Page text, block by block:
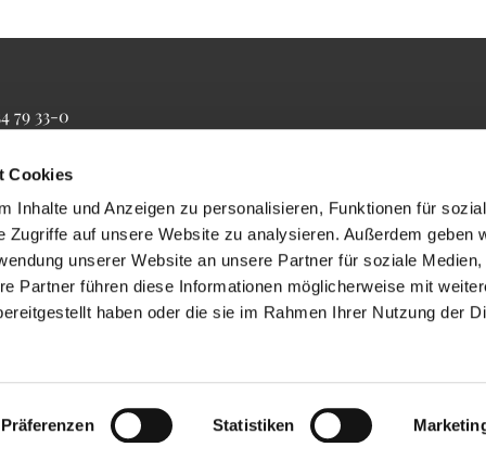
Cookies
Inhalte und Anzeigen zu personalisieren, Funktionen für
Zugriffe auf unsere Website zu analysieren. Außerdem geben
unserer Website an unsere Partner für soziale Medien,
Partner führen diese Informationen möglicherweise mit
haben oder die sie im Rahmen Ihrer Nutzung der
Präferenzen Statistiken
79 33-0
von-berlin.de
Impressum ChurchDesk-Login